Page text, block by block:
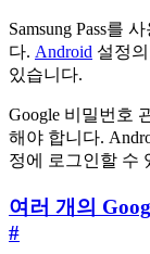
Samsung Pass를
다. Android 설정의
있습니다.
Google 비밀번호
해야 합니다.
정에 로그인할 수
여러 개의
#